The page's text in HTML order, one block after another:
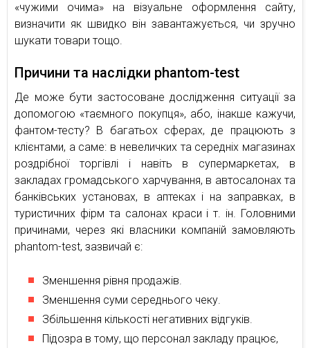
«чужими очима» на візуальне оформлення сайту,
визначити як швидко він завантажується, чи зручно
шукати товари тощо.
Причини та наслідки phantom-test
Де може бути застосоване дослідження ситуації за
допомогою «таємного покупця», або, інакше кажучи,
фантом-тесту? В багатьох сферах, де працюють з
клієнтами, а саме: в невеличких та середніх магазинах
роздрібної торгівлі і навіть в супермаркетах, в
закладах громадського харчування, в автосалонах та
банківських установах, в аптеках і на заправках, в
туристичних фірм та салонах краси і т. ін. Головними
причинами, через які власники компаній замовляють
phantom-test, зазвичай є:
Зменшення рівня продажів.
Зменшення суми середнього чеку.
Збільшення кількості негативних відгуків.
Підозра в тому, що персонал закладу працює,